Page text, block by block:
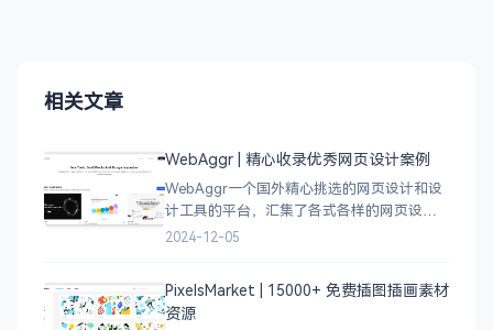
相关文章
WebAggr | 精心收录优秀网页设计案例
WebAggr一个国外精心挑选的网页设计和设
计工具的平台，汇集了各式各样的网页设计
案例，涵盖个人博客、时尚、设计、机构、
计，应
2024-12-05
PixelsMarket | 15000+ 免费插图插画素材
资源